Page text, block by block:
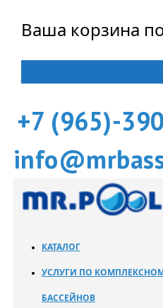
Ваша корзина
+7 (965)-
КАТАЛОГ
УСЛУГИ ПО
БАССЕЙНОВ